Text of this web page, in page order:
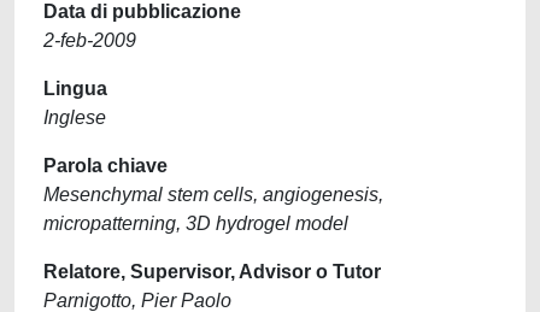
Data di pubblicazione
2-feb-2009
Lingua
Inglese
Parola chiave
Mesenchymal stem cells, angiogenesis,
micropatterning, 3D hydrogel model
Relatore, Supervisor, Advisor o Tutor
Parnigotto, Pier Paolo